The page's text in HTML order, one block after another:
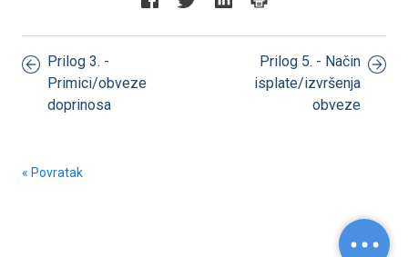
Prilog 3. -
Primici/obveze
doprinosa
Prilog 5. - Način
isplate/izvršenja
obveze
« Povratak